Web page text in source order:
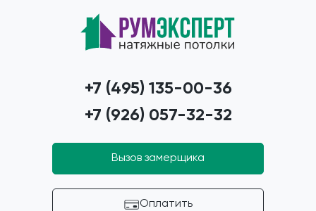
+7 (495) 135-00-36
+7 (926) 057-32-32
Вызов замерщика
Оплатить